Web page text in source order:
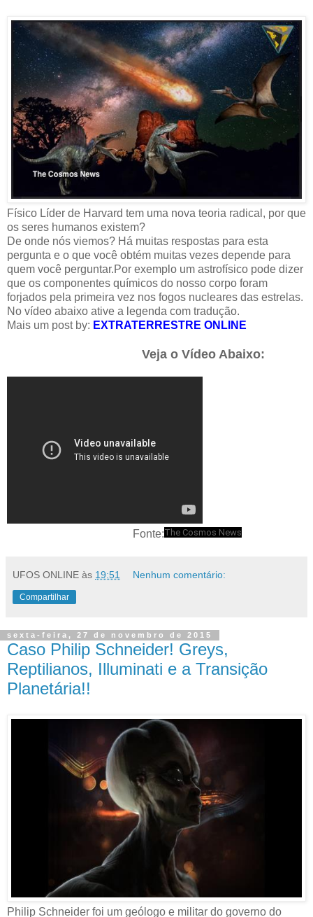
Físico Líder de Harvard tem uma nova teoria radical, por que
os seres humanos existem?
De onde nós viemos? Há muitas respostas para esta
pergunta e o que você obtém muitas vezes depende para
quem você perguntar.Por exemplo um astrofísico pode dizer
que os componentes químicos do nosso corpo foram
forjados pela primeira vez nos fogos nucleares das estrelas.
No vídeo abaixo ative a legenda com tradução.
Mais um post by: EXTRATERRESTRE ONLINE
Veja o Vídeo Abaixo:
Fonte:The Cosmos News
UFOS ONLINE às 19:51 Nenhum comentário:
Compartilhar
sexta-feira, 27 de novembro de 2015
Caso Philip Schneider! Greys,
Reptilianos, Illuminati e a Transição
Planetária!!
Philip Schneider foi um geólogo e militar do governo do